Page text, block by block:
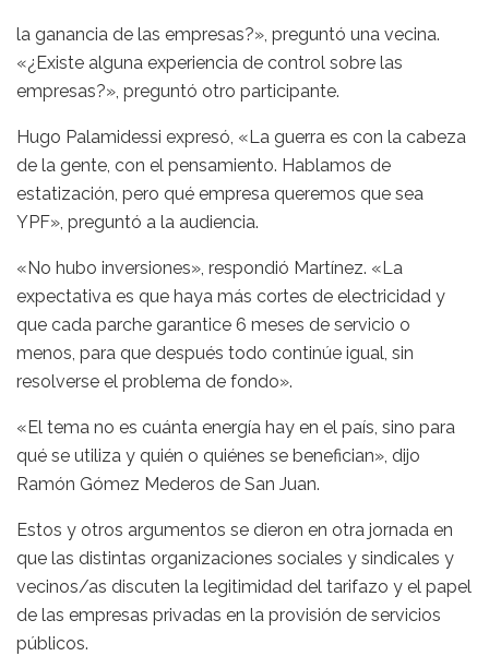
la ganancia de las empresas?», preguntó una vecina.
«¿Existe alguna experiencia de control sobre las
empresas?», preguntó otro participante.
Hugo Palamidessi expresó, «La guerra es con la cabeza
de la gente, con el pensamiento. Hablamos de
estatización, pero qué empresa queremos que sea
YPF», preguntó a la audiencia.
«No hubo inversiones», respondió Martínez. «La
expectativa es que haya más cortes de electricidad y
que cada parche garantice 6 meses de servicio o
menos, para que después todo continúe igual, sin
resolverse el problema de fondo».
«El tema no es cuánta energía hay en el país, sino para
qué se utiliza y quién o quiénes se benefician», dijo
Ramón Gómez Mederos de San Juan.
Estos y otros argumentos se dieron en otra jornada en
que las distintas organizaciones sociales y sindicales y
vecinos/as discuten la legitimidad del tarifazo y el papel
de las empresas privadas en la provisión de servicios
públicos.